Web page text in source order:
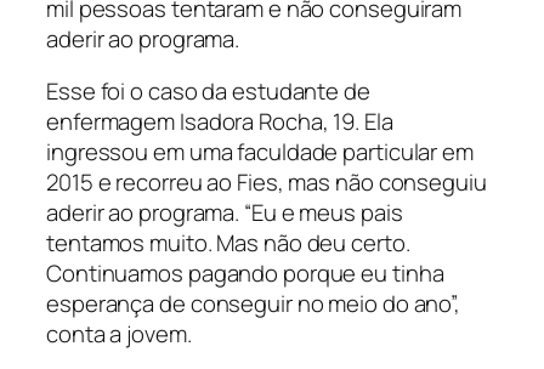
mil pessoas tentaram e não conseguiram
aderir ao programa.
Esse foi o caso da estudante de
enfermagem Isadora Rocha, 19. Ela
ingressou em uma faculdade particular em
2015 e recorreu ao Fies, mas não conseguiu
aderir ao programa. “Eu e meus pais
tentamos muito. Mas não deu certo.
Continuamos pagando porque eu tinha
esperança de conseguir no meio do ano”,
conta a jovem.